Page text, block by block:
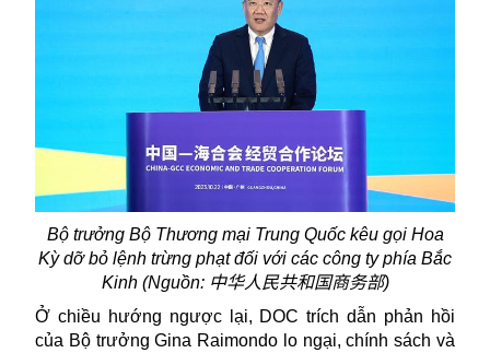
Bộ trưởng Bộ Thương mại Trung Quốc kêu gọi Hoa
Kỳ dỡ bỏ lệnh trừng phạtđối với các công ty phía Bắc
Kinh (Nguồn: 中华人民共和国商务部)
Ở chiều hướng ngược lại, DOC trích dẫn phản hồi
của Bộ trưởng Gina Raimondo lo ngại, chính sách và